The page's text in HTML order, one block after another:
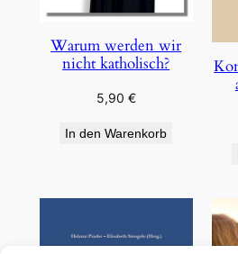
Warum werden wir
nicht katholisch?
5,90 €
In den Warenkorb